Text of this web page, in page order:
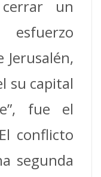
un
Jerusalén,
su capital
fue el
conflicto
segunda